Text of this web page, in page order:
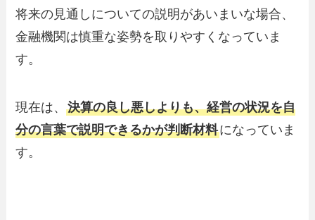
将来の見通しについての説明があいまいな場合、
金融機関は慎重な姿勢を取りやすくなっていま
す。
現在は、決算の良し悪しよりも、経営の状況を自
分の言葉で説明できるかが判断材料になっていま
す。